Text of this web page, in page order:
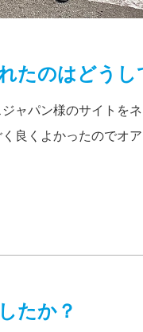
たのはどうし
ャパン様のサイトを
良くよかったのでオ
たか？